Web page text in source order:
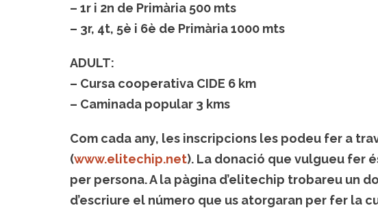
– 1r i 2n de Primària 500 mts
– 3r, 4t, 5è i 6è de Primària 1000 mts
ADULT:
– Cursa cooperativa CIDE 6 km
– Caminada popular 3 kms
Com cada any, les inscripcions les podeu fer a
(www.elitechip.net). La donació que vulgueu fer
per persona. A la pàgina d’elitechip trobareu un
d’escriure el número que us atorgaran per fer la